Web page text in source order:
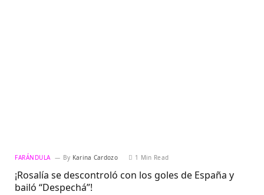
FARÁNDULA By Karina Cardozo 1 Min Read
¡Rosalía se descontroló con los goles de España y
bailó “Despechá”!